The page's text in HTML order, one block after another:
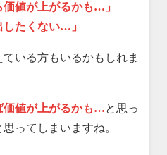
価値が上がるかも…」
したくない…」
いる方もいるかもしれま
価値が上がるかも…と思っ
思ってしまいますね。